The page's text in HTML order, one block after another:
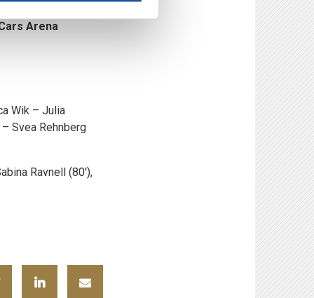
Arena
Wik – Julia
Svea Rehnberg
Ravnell (80′),